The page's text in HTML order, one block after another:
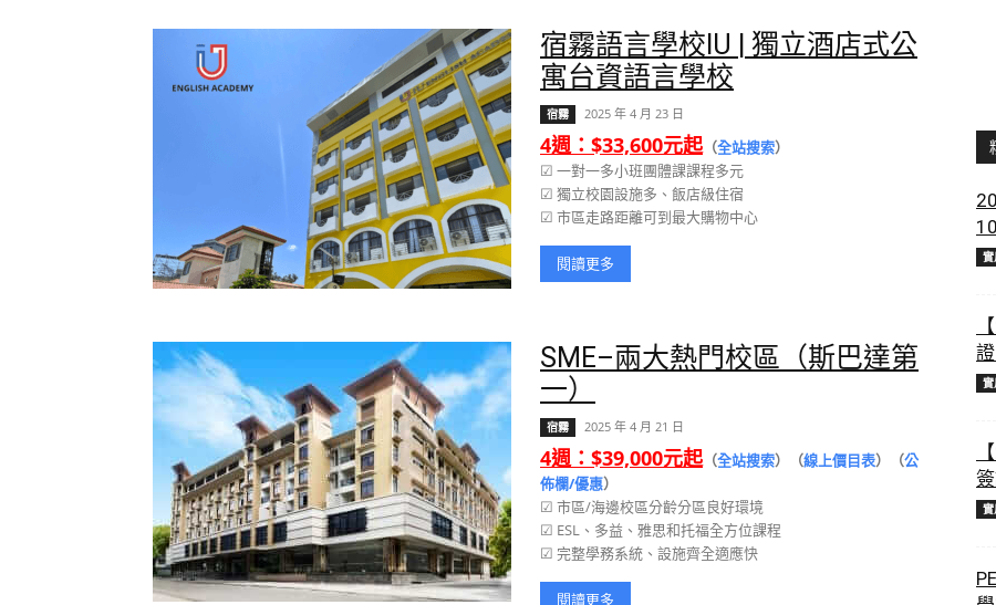
宿霧語言學校IU | 獨立酒店式公
寓台資語言學校
宿霧 2025 年 4 月 23 日
4週：$33,600元起（全站搜索）
☑ 一對一多小班團體課課程多元
☑ 獨立校園設施多、飯店級住宿
☑ 市區走路距離可到最大購物中心
閱讀更多
SME–兩大熱門校區（斯巴達第
一）
宿霧 2025 年 4 月 21 日
4週：$39,000元起（全站搜索）（線上價目表）（公
佈欄/優惠）
☑ 市區/海邊校區分齡分區良好環境
☑ ESL、多益、雅思和托福全方位課程
☑ 完整學務系統、設施齊全適應快
閱讀更多